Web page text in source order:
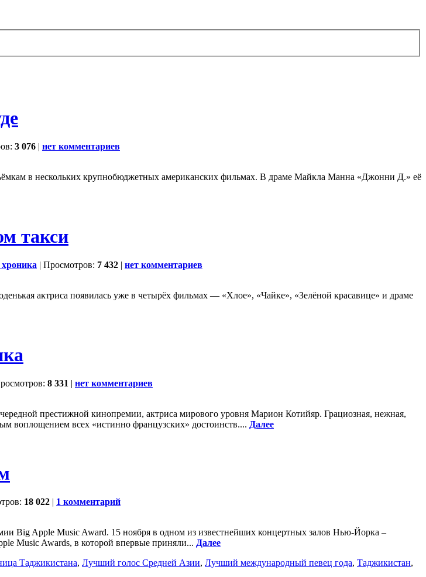
3 076 | нет комментариев
в нескольких крупнобюджетных американских фильмах. В драме Майкла Манна «Джонни Д.» её
такси
| Просмотров: 7 432 | нет комментариев
актриса появилась уже в четырёх фильмах — «Хлое», «Чайке», «Зелёной красавице» и драме
8 331 | нет комментариев
престижной кинопремии, актриса мирового уровня Марион Котийяр. Грациозная, нежная,
воплощением всех «истинно французских» достоинств.... Далее
18 022 | 1 комментарий
Big Apple Music Award. 15 ноября в одном из известнейших концертных залов Нью-Йорка –
Music Awards, в которой впервые приняли... Далее
Таджикистана, Лучший голос Средней Азии, Лучший международный певец года, Таджикистан,